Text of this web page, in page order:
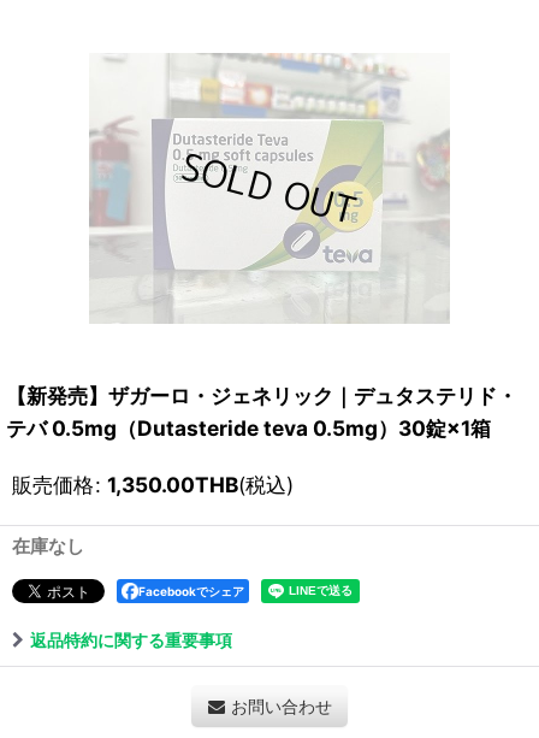
【新発売】ザガーロ・ジェネリック｜デュタステリド・
テバ 0.5mg（Dutasteride teva 0.5mg）30錠×1箱
販売価格: 1,350.00THB(税込)
在庫なし
Facebookでシェア
返品特約に関する重要事項
お問い合わせ